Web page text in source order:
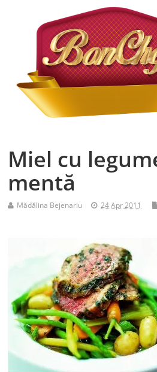
Miel cu
mentă
Mădălina Bejenariu 24 Apr 2011